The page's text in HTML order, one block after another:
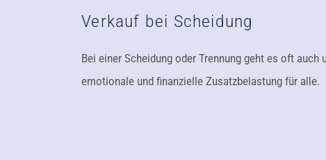
Verkauf bei Scheidung
Bei einer Scheidung oder Trennung geht es oft
emotionale und finanzielle Zusatzbelastung für alle.